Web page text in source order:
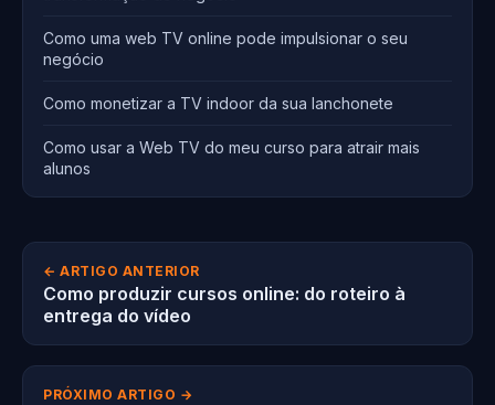
Como uma web TV online pode impulsionar o seu
negócio
Como monetizar a TV indoor da sua lanchonete
Como usar a Web TV do meu curso para atrair mais
alunos
← ARTIGO ANTERIOR
Como produzir cursos online: do roteiro à
entrega do vídeo
PRÓXIMO ARTIGO →